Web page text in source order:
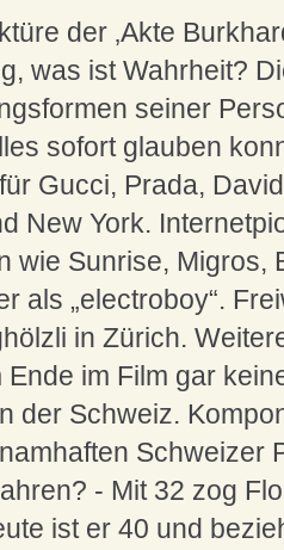
der ‚Akte
was ist Wahrheit?
seiner
sofort glauben
Gucci, Prada,
New York.
wie Sunrise, Migros,
als „electroboy“.
in Zürich.
Ende im Film gar
der Schweiz.
Schweizer
- Mit 32 zog
ist er 40 und